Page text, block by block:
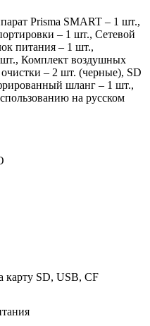
Prisma SMART – 1 шт.,
– 1 шт., Сетевой
питания – 1 шт.,
Комплект воздушных
– 2 шт. (черные), SD
шланг – 1 шт.,
на русском
карту SD, USB, CF